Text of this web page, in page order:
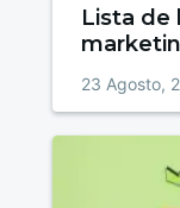
Lista de
23 Agosto,